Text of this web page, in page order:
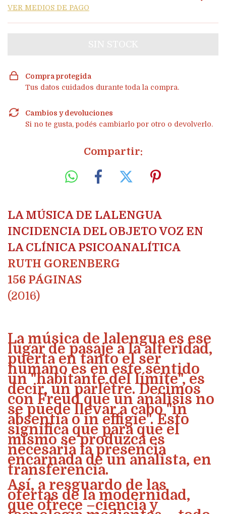
VER MEDIOS DE PAGO
Compra protegida
Tus datos cuidados durante toda la compra.
Cambios y devoluciones
Si no te gusta, podés cambiarlo por otro o devolverlo.
Compartir:
LA MÚSICA DE LALENGUA
INCIDENCIA DEL OBJETO VOZ EN
LA CLÍNICA PSICOANALÍTICA
RUTH GORENBERG
156 PÁGINAS
(2016)
La música de lalengua es ese
lugar de pasaje a la alteridad,
puerta en tanto el ser
humano es en este sentido
un "habitante del límite", es
decir, un parlêtre. Decimos
con Freud que un análisis no
se puede llevar a cabo "in
absentia o in effigie". Esto
significa que para que el
mismo se produzca es
necesaria la presencia
encarnada de un analista, en
transferencia.
Así, a resguardo de las
ofertas de la modernidad,
que ofrece –ciencia y